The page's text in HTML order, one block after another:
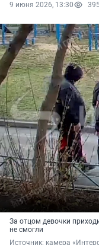
9 июня 2026, 13:30
За отцом девочки
не смогли
Источник: камера